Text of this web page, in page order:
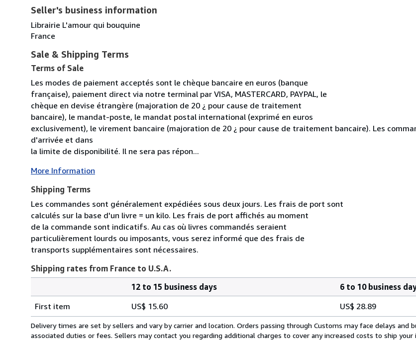
Seller's business information
Librairie L'amour qui bouquine
France
Sale & Shipping Terms
Terms of Sale
Les modes de paiement acceptés sont le chèque bancaire en euros (banque
française), paiement direct via notre terminal par VISA, MASTERCARD, PAYPAL, le
chèque en devise étrangère (majoration de 20 ¿ pour cause de traitement
bancaire), le mandat-poste, le mandat postal international (exprimé en euros
exclusivement), le virement bancaire (majoration de 20 ¿ pour cause de traitement bancaire). Les
d'arrivée et dans
la limite de disponibilité. Il ne sera pas répon...
More Information
Shipping Terms
Les commandes sont généralement expédiées sous deux jours. Les frais de port sont
calculés sur la base d'un livre = un kilo. Les frais de port affichés au moment
de la commande sont indicatifs. Au cas où livres commandés seraient
particulièrement lourds ou imposants, vous serez informé que des frais de
transports supplémentaires sont nécessaires.
Shipping rates from France to U.S.A.
rates
from
France
12 to 15 business days
6 to 10 business
First item
US$ 15.60 US$ 28.89
Delivery times are set by sellers and vary by carrier and location. Orders passing through Customs may face delays and
associated duties or fees. Sellers may contact you regarding additional charges to cover any increased costs to ship your